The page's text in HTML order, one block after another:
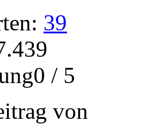
39
/ 5
von